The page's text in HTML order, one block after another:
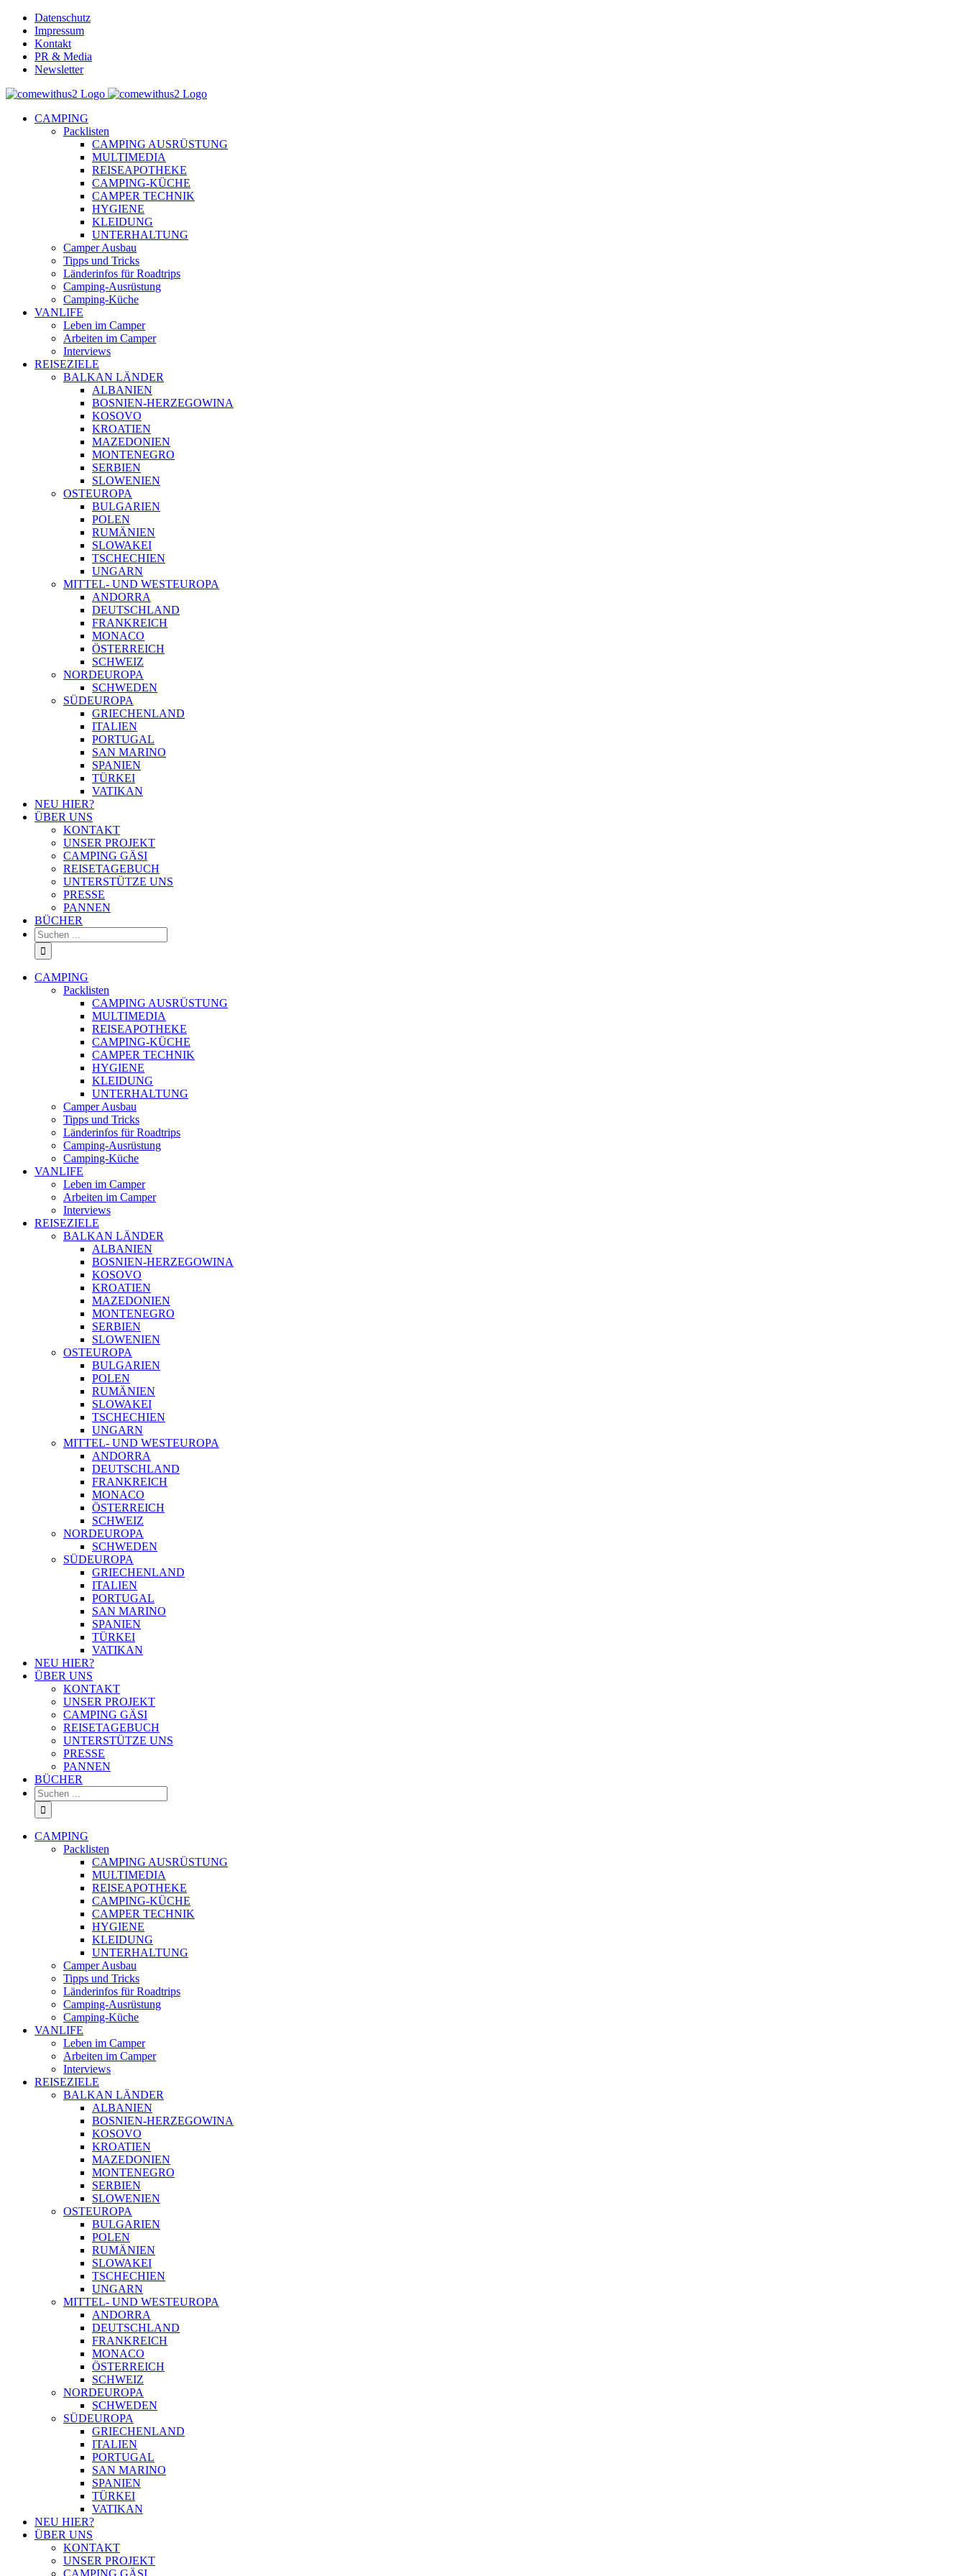
Skip
content
Datenschutz
Impressum
Kontakt
PR & Media
Newsletter
YouTube
Facebook
Twitter
Instagram
Pinterest
Email
CAMPING
Packlisten
CAMPING AUSRÜSTUNG
MULTIMEDIA
REISEAPOTHEKE
CAMPING-KÜCHE
CAMPER TECHNIK
HYGIENE
KLEIDUNG
UNTERHALTUNG
Camper Ausbau
Tipps und Tricks
Länderinfos für Roadtrips
Camping-Ausrüstung
Camping-Küche
VANLIFE
Leben im Camper
Arbeiten im Camper
Interviews
REISEZIELE
BALKAN LÄNDER
ALBANIEN
BOSNIEN-HERZEGOWINA
KOSOVO
KROATIEN
MAZEDONIEN
MONTENEGRO
SERBIEN
SLOWENIEN
OSTEUROPA
BULGARIEN
POLEN
RUMÄNIEN
SLOWAKEI
TSCHECHIEN
UNGARN
MITTEL- UND WESTEUROPA
ANDORRA
DEUTSCHLAND
FRANKREICH
MONACO
ÖSTERREICH
SCHWEIZ
NORDEUROPA
SCHWEDEN
SÜDEUROPA
GRIECHENLAND
ITALIEN
PORTUGAL
SAN MARINO
SPANIEN
TÜRKEI
VATIKAN
NEU HIER?
ÜBER UNS
KONTAKT
UNSER PROJEKT
CAMPING GÄSI
REISETAGEBUCH
UNTERSTÜTZE UNS
PRESSE
PANNEN
BÜCHER
Suche
nach:
CAMPING
Packlisten
CAMPING AUSRÜSTUNG
MULTIMEDIA
REISEAPOTHEKE
CAMPING-KÜCHE
CAMPER TECHNIK
HYGIENE
KLEIDUNG
UNTERHALTUNG
Camper Ausbau
Tipps und Tricks
Länderinfos für Roadtrips
Camping-Ausrüstung
Camping-Küche
VANLIFE
Leben im Camper
Arbeiten im Camper
Interviews
REISEZIELE
BALKAN LÄNDER
ALBANIEN
BOSNIEN-HERZEGOWINA
KOSOVO
KROATIEN
MAZEDONIEN
MONTENEGRO
SERBIEN
SLOWENIEN
OSTEUROPA
BULGARIEN
POLEN
RUMÄNIEN
SLOWAKEI
TSCHECHIEN
UNGARN
MITTEL- UND WESTEUROPA
ANDORRA
DEUTSCHLAND
FRANKREICH
MONACO
ÖSTERREICH
SCHWEIZ
NORDEUROPA
SCHWEDEN
SÜDEUROPA
GRIECHENLAND
ITALIEN
PORTUGAL
SAN MARINO
SPANIEN
TÜRKEI
VATIKAN
NEU HIER?
ÜBER UNS
KONTAKT
UNSER PROJEKT
CAMPING GÄSI
REISETAGEBUCH
UNTERSTÜTZE UNS
PRESSE
PANNEN
BÜCHER
Suche
nach:
CAMPING
Packlisten
CAMPING AUSRÜSTUNG
MULTIMEDIA
REISEAPOTHEKE
CAMPING-KÜCHE
CAMPER TECHNIK
HYGIENE
KLEIDUNG
UNTERHALTUNG
Camper Ausbau
Tipps und Tricks
Länderinfos für Roadtrips
Camping-Ausrüstung
Camping-Küche
VANLIFE
Leben im Camper
Arbeiten im Camper
Interviews
REISEZIELE
BALKAN LÄNDER
ALBANIEN
BOSNIEN-HERZEGOWINA
KOSOVO
KROATIEN
MAZEDONIEN
MONTENEGRO
SERBIEN
SLOWENIEN
OSTEUROPA
BULGARIEN
POLEN
RUMÄNIEN
SLOWAKEI
TSCHECHIEN
UNGARN
MITTEL- UND WESTEUROPA
ANDORRA
DEUTSCHLAND
FRANKREICH
MONACO
ÖSTERREICH
SCHWEIZ
NORDEUROPA
SCHWEDEN
SÜDEUROPA
GRIECHENLAND
ITALIEN
PORTUGAL
SAN MARINO
SPANIEN
TÜRKEI
VATIKAN
NEU HIER?
ÜBER UNS
KONTAKT
UNSER PROJEKT
CAMPING GÄSI